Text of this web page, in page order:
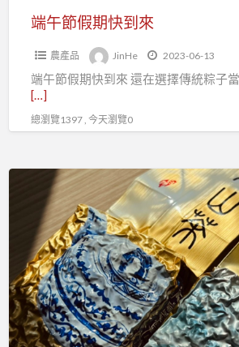
端午節假期快到來
農產品 JinHe 2023-06-13
端午節假期快到來 還在選擇傳統粽子
[…]
總瀏覽1397 , 今天瀏覽0
高
山
茶
區